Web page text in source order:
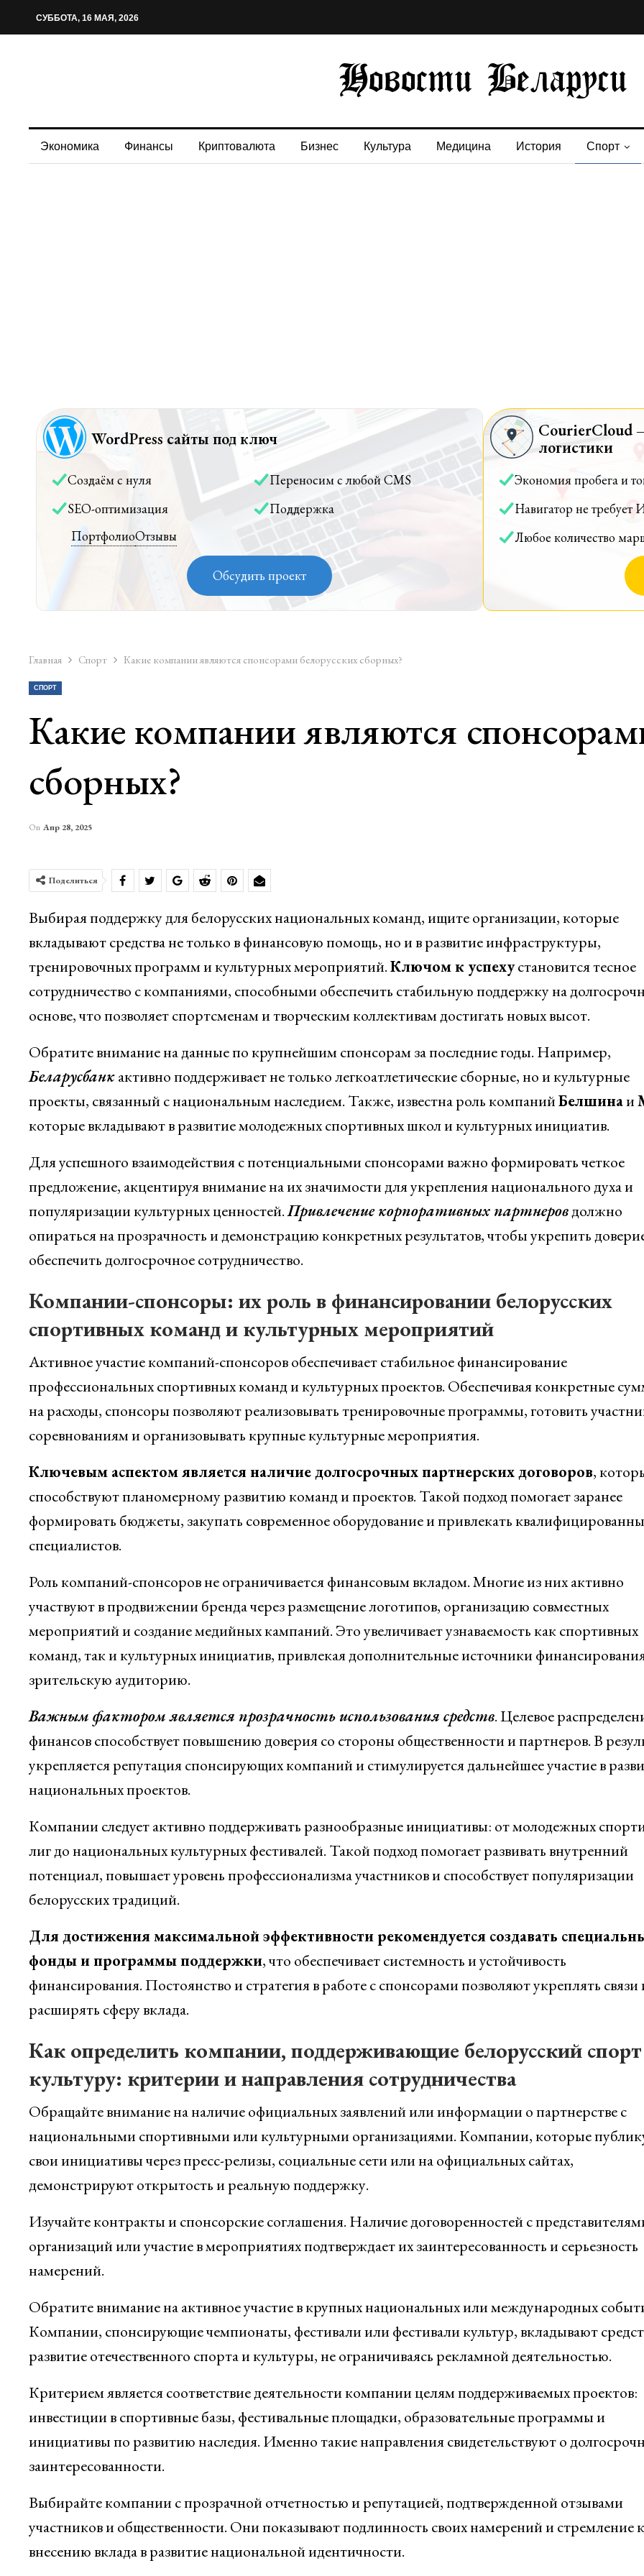
СУББОТА, 16 МАЯ, 2026
Экономика Финансы Криптовалюта Бизнес Культура Медицина История Спорт
WordPress сайты под ключ
Создаём с нуля
Переносим с любой CMS
SEO-оптимизация
Поддержка
ПортфолиоОтзывы
Обсудить проект
CourierCloud
логистики
Экономия пробега и
Навигатор не требует
Любое количество
Главная Спорт Какие компании являются спонсорами белорусских сборных?
СПОРТ
Какие компании являются
сборных?
On Апр 28, 2025
Поделиться
Выбирая поддержку для белорусских национальных команд, ищите организации, которые
вкладывают средства не только в финансовую помощь, но и в развитие инфраструктуры,
тренировочных программ и культурных мероприятий.Ключом к успехустановится тесное
сотрудничество с компаниями, способными обеспечить стабильную поддержку на
основе, что позволяет спортсменам и творческим коллективам достигать новых высот.
Обратите внимание на данные по крупнейшим спонсорам за последние годы. Например,
Беларусбанкактивно поддерживает не только легкоатлетические сборные, но и культурные
проекты, связанный с национальным наследием. Также, известна роль компанийБелшинаи
которые вкладывают в развитие молодежных спортивных школ и культурных инициатив.
Для успешного взаимодействия с потенциальными спонсорами важно формировать четкое
предложение, акцентируя внимание на их значимости для укрепления национального духа и
популяризации культурных ценностей.Привлечение корпоративных партнеровдолжно
опираться на прозрачность и демонстрацию конкретных результатов, чтобы укрепить
обеспечить долгосрочное сотрудничество.
Компании-спонсоры: их роль в финансировании белорусских
спортивных команд и культурных мероприятий
Активное участие компаний-спонсоров обеспечивает стабильное финансирование
профессиональных спортивных команд и культурных проектов. Обеспечивая конкретные
на расходы, спонсоры позволяют реализовывать тренировочные программы, готовить
соревнованиям и организовывать крупные культурные мероприятия.
Ключевым аспектом является наличие долгосрочных партнерских договоров,
способствуют планомерному развитию команд и проектов. Такой подход помогает заранее
формировать бюджеты, закупать современное оборудование и привлекать
специалистов.
Роль компаний-спонсоров не ограничивается финансовым вкладом. Многие из них активно
участвуют в продвижении бренда через размещение логотипов, организацию совместных
мероприятий и создание медийных кампаний. Это увеличивает узнаваемость как спортивных
команд, так и культурных инициатив, привлекая дополнительные источники
зрительскую аудиторию.
Важным фактором является прозрачность использования средств. Целевое
финансов способствует повышению доверия со стороны общественности и партнеров. В
укрепляется репутация спонсирующих компаний и стимулируется дальнейшее участие в
национальных проектов.
Компании следует активно поддерживать разнообразные инициативы: от молодежных
лиг до национальных культурных фестивалей. Такой подход помогает развивать внутренний
потенциал, повышает уровень профессионализма участников и способствует популяризации
белорусских традиций.
Для достижения максимальной эффективности рекомендуется создавать
фонды и программы поддержки, что обеспечивает системность и устойчивость
финансирования. Постоянство и стратегия в работе с спонсорами позволяют укреплять связи
расширять сферу вклада.
Как определить компании, поддерживающие белорусский
культуру: критерии и направления сотрудничества
Обращайте внимание на наличие официальных заявлений или информации о партнерстве с
национальными спортивными или культурными организациями. Компании, которые
свои инициативы через пресс-релизы, социальные сети или на официальных сайтах,
демонстрируют открытость и реальную поддержку.
Изучайте контракты и спонсорские соглашения. Наличие договоренностей с
организаций или участие в мероприятиях подтверждает их заинтересованность и серьезность
намерений.
Обратите внимание на активное участие в крупных национальных или международных
Компании, спонсирующие чемпионаты, фестивали или фестивали культур, вкладывают
развитие отечественного спорта и культуры, не ограничиваясь рекламной деятельностью.
Критерием является соответствие деятельности компании целям поддерживаемых проектов:
инвестиции в спортивные базы, фестивальные площадки, образовательные программы и
инициативы по развитию наследия. Именно такие направления свидетельствуют о
заинтересованности.
Выбирайте компании с прозрачной отчетностью и репутацией, подтвержденной отзывами
участников и общественности. Они показывают подлинность своих намерений и стремление к
внесению вклада в развитие национальной идентичности.